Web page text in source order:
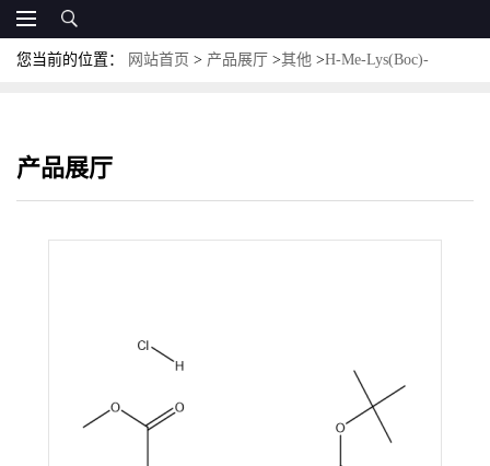
您当前的位置： 网站首页 > 产品展厅 >其他 >H-Me-Lys(Boc)-
产品展厅